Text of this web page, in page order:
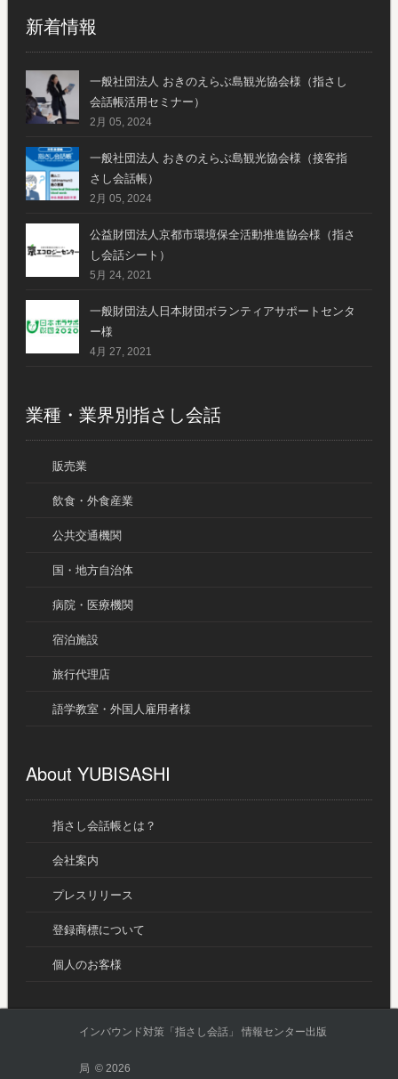
新着情報
一般社団法人 おきのえらぶ島観光協会様（指さし
会話帳活用セミナー）
2月 05, 2024
一般社団法人 おきのえらぶ島観光協会様（接客指
さし会話帳）
2月 05, 2024
公益財団法人京都市環境保全活動推進協会様（指さ
し会話シート）
5月 24, 2021
一般財団法人日本財団ボランティアサポートセンタ
ー様
4月 27, 2021
業種・業界別指さし会話
販売業
飲食・外食産業
公共交通機関
国・地方自治体
病院・医療機関
宿泊施設
旅行代理店
語学教室・外国人雇用者様
About YUBISASHI
指さし会話帳とは？
会社案内
プレスリリース
登録商標について
個人のお客様
インバウンド対策「指さし会話」 情報センター出版
局 © 2026